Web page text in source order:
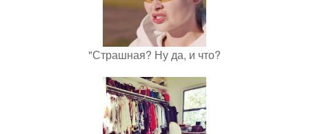
"Страшная? Ну да, и что?